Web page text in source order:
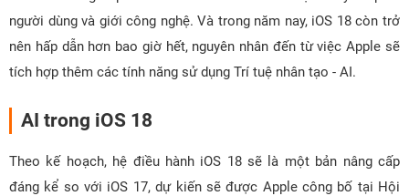
người dùng và giới công nghệ. Và trong năm nay, iOS 18 còn trở
nên hấp dẫn hơn bao giờ hết, nguyên nhân đến từ việc Apple sẽ
tích hợp thêm các tính năng sử dụng Trí tuệ nhân tạo - AI.
AI trong iOS 18
Theo kế hoạch, hệ điều hành iOS 18 sẽ là một bản nâng cấp
đáng kể so với iOS 17, dự kiến sẽ được Apple công bố tại Hội